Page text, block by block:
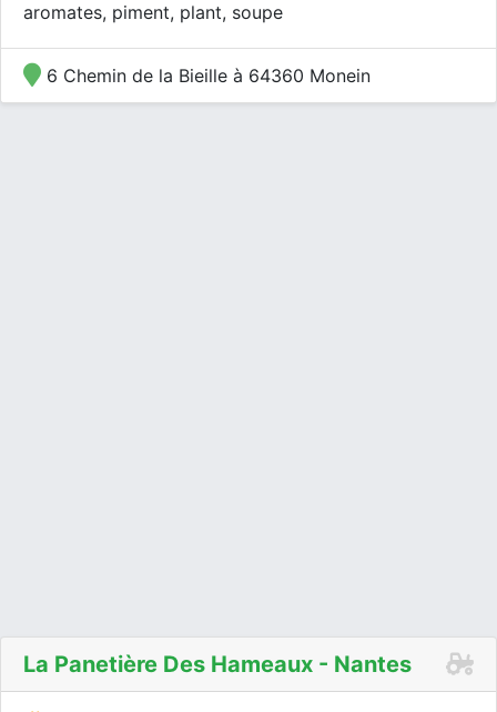
aromates, piment, plant, soupe
6 Chemin de la Bieille à 64360 Monein
La Panetière Des Hameaux - Nantes